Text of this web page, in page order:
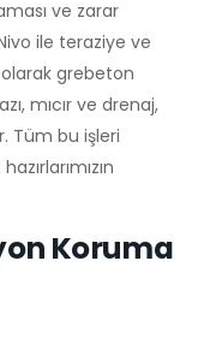
ve zarar
ile teraziye ve
olarak grebeton
mıcır ve drenaj,
Tüm bu işleri
hazırlarımızın
Koruma